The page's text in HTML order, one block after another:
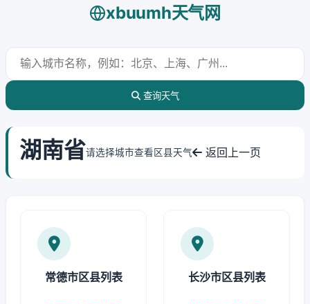
xbuumh天气网
查询天气
湖南省请选择城市查看区县天气 返回上一页
常德市区县列表 长沙市区县列表